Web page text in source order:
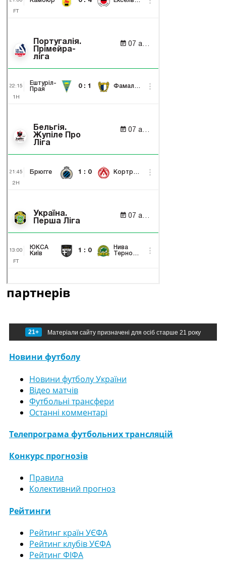
партнерів
21+ Матеріали сайту призначені для осіб старше 21 року
Новини футболу
Новини футболу України
Відео матчів
Футбольні трансфери
Останні комментарі
Телепрограма футбольних трансляцій
Конкурс прогнозів
Правила
Колективний прогноз
Рейтинги
Рейтинг країн УЄФА
Рейтинг клубів УЄФА
Рейтинг ФІФА